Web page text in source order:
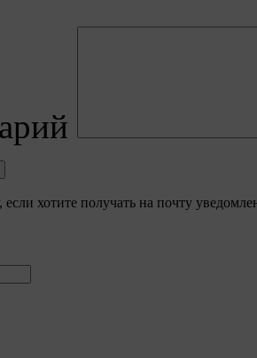
если хотите получать на почту